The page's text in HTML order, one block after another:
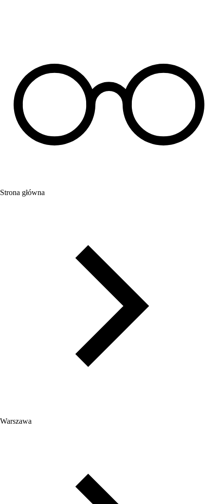
Strona główna
Warszawa